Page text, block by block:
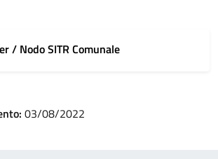
/ Nodo SITR Comunale
03/08/2022